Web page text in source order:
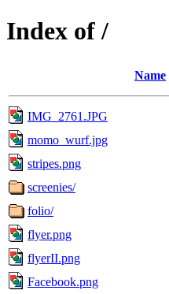
Index of /
Name
IMG_2761.JPG
momo_wurf.jpg
stripes.png
screenies/
folio/
flyer.png
flyerII.png
Facebook.png